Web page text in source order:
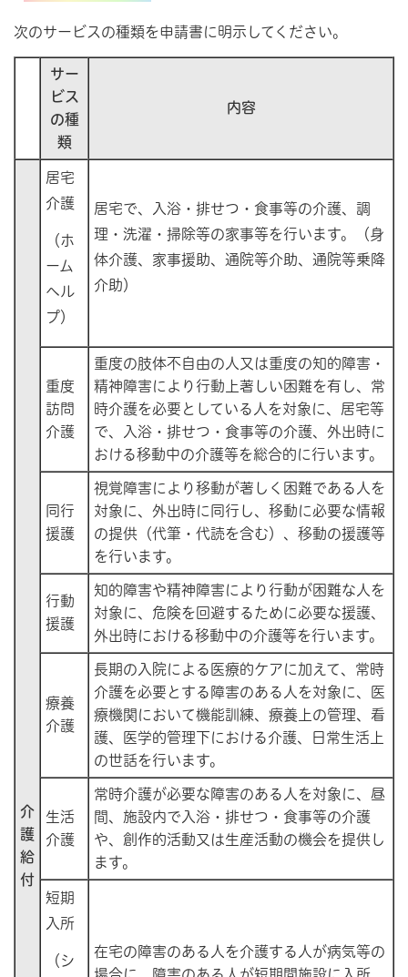
次のサービスの種類を申請書に明示してください。
サー
ビス
の種
類
内容
介
護
給
付
居宅
介護
（ホ
ーム
ヘル
プ）
居宅で、入浴・排せつ・食事等の介護、調
理・洗濯・掃除等の家事等を行います。（身
体介護、家事援助、通院等介助、通院等乗降
介助）
重度
訪問
介護
重度の肢体不自由の人又は重度の知的障害・
精神障害により行動上著しい困難を有し、常
時介護を必要としている人を対象に、居宅等
で、入浴・排せつ・食事等の介護、外出時に
おける移動中の介護等を総合的に行います。
同行
援護
視覚障害により移動が著しく困難である人を
対象に、外出時に同行し、移動に必要な情報
の提供（代筆・代読を含む）、移動の援護等
を行います。
行動
援護
知的障害や精神障害により行動が困難な人を
対象に、危険を回避するために必要な援護、
外出時における移動中の介護等を行います。
療養
介護
長期の入院による医療的ケアに加えて、常時
介護を必要とする障害のある人を対象に、医
療機関において機能訓練、療養上の管理、看
護、医学的管理下における介護、日常生活上
の世話を行います。
生活
介護
常時介護が必要な障害のある人を対象に、昼
間、施設内で入浴・排せつ・食事等の介護
や、創作的活動又は生産活動の機会を提供し
ます。
短期
入所
（シ
在宅の障害のある人を介護する人が病気等の